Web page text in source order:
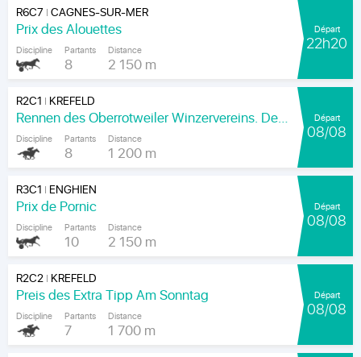
R6C7 |CAGNES-SUR-MER
Prix des Alouettes
Discipline Partants
8
Distance
2 150 m
Départ
22h20
R2C1 | KREFELD
Rennen des Oberrotweiler Winzervereins. Der Klassiker Am Kaiser.
Discipline Partants
8
Distance
1 200 m
Départ
08/08
R3C1 | ENGHIEN
Prix de Pornic
Discipline Partants
10
Distance
2 150 m
Départ
08/08
R2C2| KREFELD
Preis des Extra Tipp Am Sonntag
Discipline Partants
7
Distance
1 700 m
Départ
08/08